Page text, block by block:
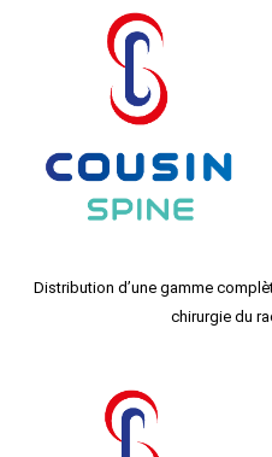
Distribution d’une gamme
chirurgie du